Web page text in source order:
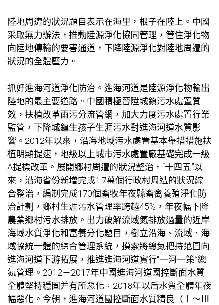
陸地周遭的狀況題目表示在海里，根子在陸上。中國
采取無力辦法，推動陸源淨化協同管理，管住淨化物
向陸地傳輸的要害通道，下降陸源淨化對陸地周遭的
狀況的全體壓力。
抓好進海河道淨化防治。進海河道是陸源淨化物輸出
陸地的最主要道路。中國積極晉陞城鎮污水處置質
效，扶植改革雨污分流管網，加大力度污水處置行業
監管，下降城鎮生孩子生涯污水對進海河道水質影
響。2012年以來，沿海地域污水處置基本舉措措施扶
植明顯提速，地級以上城市污水處置廠基礎完成一級
A提標改革。展開鄉村周遭的狀況整治，“十四五”以
來，沿海省份新增完成1.7萬個行政村周遭的狀況綜
合整治，編制完成170個畜牧年夜縣畜禽養殖淨化防
治計劃，鄉村生涯污水管理率跨越45%，年夜幅下降
農業鄉村污水排放。出力破解流域氮排放過量的近岸
海域水質淨化和富養分化題目，樹立沿海、流域、海
域協統一體的綜合管理系統，摸索將總氮把持范圍向
進海河道下游拓展，推進進海河道實行“一河一策”總
氮管理。2012－2017年中國進海河道國控斷面水質
全體堅持穩固并有所惡化，2018年以后水質全體年夜
幅惡化。今朝，進海河道國控斷面水質精良（Ⅰ～Ⅲ